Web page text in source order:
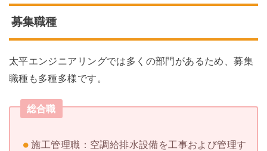
募集職種
太平エンジニアリングでは多くの部門があるため、募集
職種も多種多様です。
総合職
施工管理職：空調給排水設備を工事および管理す